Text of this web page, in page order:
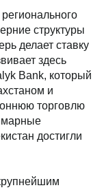
структуры
делает ставку
здесь
Bank, который
и
торговлю
достигли